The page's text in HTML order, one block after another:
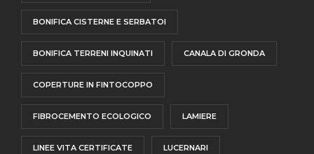
BONIFICA CISTERNE E SERBATOI
BONIFICA TERRENI INQUINATI CANALA DI GRONDA
COPERTURE IN FINTOCOPPO
FIBROCEMENTO ECOLOGICO LAMIERE
LINEE VITA CERTIFICATE LUCERNARI